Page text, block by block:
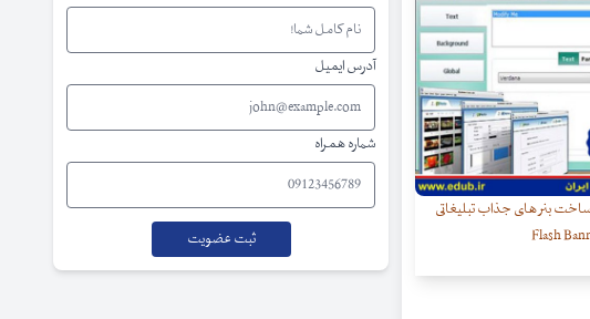
ساخت بنر های جذاب تبلیغاتی
آدرس ایمیل
شماره همراه